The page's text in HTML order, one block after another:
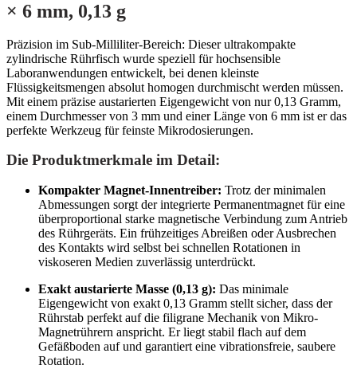
× 6 mm, 0,13 g
Präzision im Sub-Milliliter-Bereich: Dieser ultrakompakte
zylindrische Rührfisch wurde speziell für hochsensible
Laboranwendungen entwickelt, bei denen kleinste
Flüssigkeitsmengen absolut homogen durchmischt werden müssen.
Mit einem präzise austarierten Eigengewicht von nur 0,13 Gramm,
einem Durchmesser von 3 mm und einer Länge von 6 mm ist er das
perfekte Werkzeug für feinste Mikrodosierungen.
Die Produktmerkmale im Detail:
Kompakter Magnet-Innentreiber: Trotz der minimalen
Abmessungen sorgt der integrierte Permanentmagnet für eine
überproportional starke magnetische Verbindung zum Antrieb
des Rührgeräts. Ein frühzeitiges Abreißen oder Ausbrechen
des Kontakts wird selbst bei schnellen Rotationen in
viskoseren Medien zuverlässig unterdrückt.
Exakt austarierte Masse (0,13 g): Das minimale
Eigengewicht von exakt 0,13 Gramm stellt sicher, dass der
Rührstab perfekt auf die filigrane Mechanik von Mikro-
Magnetrührern anspricht. Er liegt stabil flach auf dem
Gefäßboden auf und garantiert eine vibrationsfreie, saubere
Rotation.